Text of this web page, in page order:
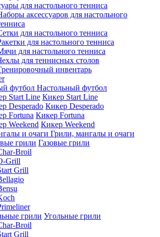
для настольного тенниса
аксессуаров для настольного
для настольного тенниса
для настольного тенниса
для настольного тенниса
для теннисных столов
инвентарь
Настольный футбол
Кикер Start Line
Кикер Desperado
Кикер Fortuna
Кикер Weekend
Грили, мангалы и очаги
Газовые грили
Broil
Grill
Grill
Угольные грили
Broil
Grill